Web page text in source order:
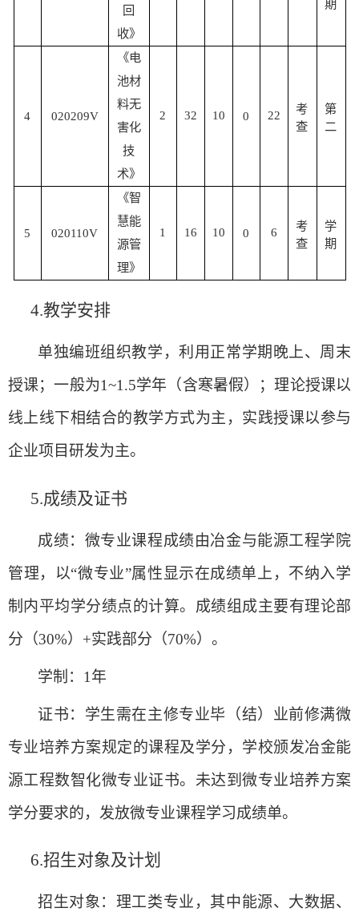
回
收》
期
4 020209V
《电
池材
料无
害化
技
术》
2 32 10 0 22
考
查
第
二
5 020110V
《智
慧能
源管
理》
1 16 10 0 6
考
查
学
期
4.教学安排
单独编班组织教学，利用正常学期晚上、周末
授课；一般为1~1.5学年（含寒暑假）；理论授课以
线上线下相结合的教学方式为主，实践授课以参与
企业项目研发为主。
5.成绩及证书
成绩：微专业课程成绩由冶金与能源工程学院
管理，以“微专业”属性显示在成绩单上，不纳入学
制内平均学分绩点的计算。成绩组成主要有理论部
分（30%） +实践部分（70%）。
学制： 1 年
证书：学生需在主修专业毕（结）业前修满微
专业培养方案规定的课程及学分，学校颁发冶金能
源工程数智化微专业证书。未达到微专业培养方案
学分要求的，发放微专业课程学习成绩单。
6.招生对象及计划
招生对象：理工类专业，其中能源、大数据、